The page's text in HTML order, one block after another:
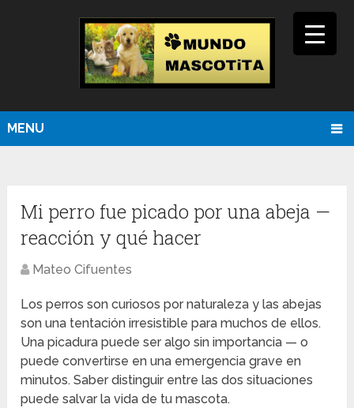
MENU
Mi perro fue picado por una abeja —
reacción y qué hacer
Mateo Cifuentes
Los perros son curiosos por naturaleza y las abejas
son una tentación irresistible para muchos de ellos.
Una picadura puede ser algo sin importancia — o
puede convertirse en una emergencia grave en
minutos. Saber distinguir entre las dos situaciones
puede salvar la vida de tu mascota.